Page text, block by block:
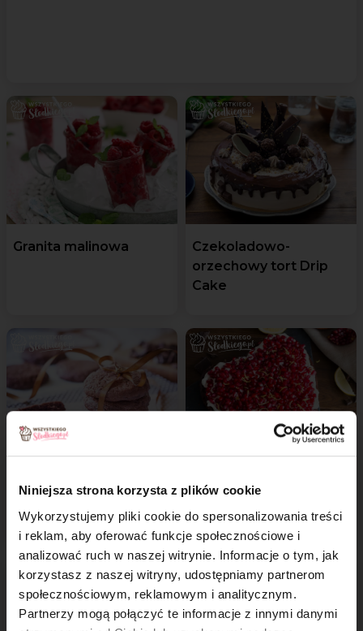
Niniejsza strona korzysta z plików cookie
Wykorzystujemy pliki cookie do spersonalizowania treści
i reklam, aby oferować funkcje społecznościowe i
analizować ruch w naszej witrynie. Informacje o tym, jak
korzystasz z naszej witryny, udostępniamy partnerom
społecznościowym, reklamowym i analitycznym.
Partnerzy mogą połączyć te informacje z innymi danymi
Granita malinowa
Czekoladowo-
orzechowy tort Drip
Cake
czekoladowe
z granatem i nutą
cytrynową
×